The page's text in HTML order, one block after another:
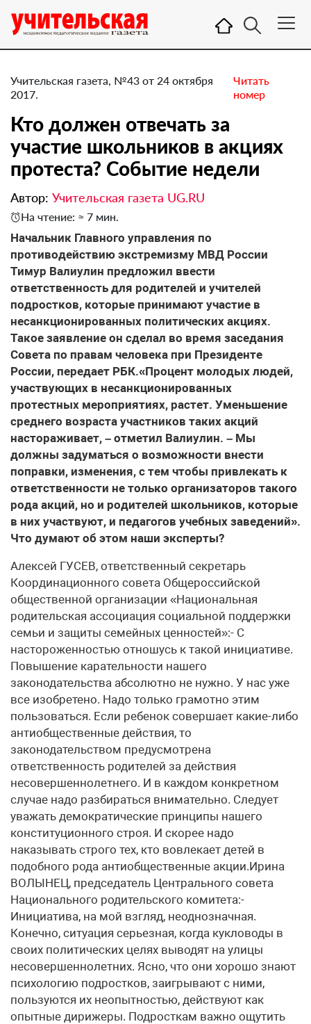
Учительская газета, №43 от 24 октября
2017.
Читать
номер
Кто должен отвечать за
участие школьников в акциях
протеста? Событие недели
Автор: Учительская газета UG.RU
На чтение: ≈ 7 мин.
​Начальник Главного управления по
противодействию экстремизму МВД России
Тимур Валиулин предложил ввести
ответственность для родителей и учителей ​
подростков, которые принимают участие в
несанкционированных политических акциях.
Такое заявление он сделал во время заседания
Совета по правам человека при Президенте
России, передает РБК.«Процент молодых людей,
участвующих в несанкционированных
протестных мероприятиях, растет. Уменьшение
среднего возраста участников таких акций
настораживает, – отметил Валиулин. – Мы
должны задуматься о возможности внести
поправки, изменения, с тем чтобы привлекать к
ответственности не только организаторов такого
рода акций, но и родителей школьников, которые
в них участвуют, и педагогов учебных заведений».
Что думают об этом наши эксперты?
Алексей ГУСЕВ, ответственный секретарь
Координационного совета Общероссийской
общественной организации «Национальная
родительская ассоциация социальной поддержки
семьи и защиты семейных ценностей»:- С
настороженностью отношусь к такой инициативе.
Повышение карательности нашего
законодательства абсолютно не нужно. У нас уже
все изобретено. Надо только грамотно этим
пользоваться. Если ребенок совершает какие-либо
антиобщественные действия, то
законодательством предусмотрена
ответственность родителей за действия
несовершеннолетнего. И в каждом конкретном
случае надо разбираться внимательно. Следует
уважать демократические принципы нашего
конституционного строя. И скорее надо
наказывать строго тех, кто вовлекает детей в
подобного рода антиобщественные акции.Ирина
ВОЛЫНЕЦ, председатель Центрального совета
Национального родительского комитета:-
Инициатива, на мой взгляд, неоднозначная.
Конечно, ситуация серьезная, когда кукловоды в
своих политических целях выводят на улицы
несовершеннолетних. Ясно, что они хорошо знают
психологию подростков, заигрывают с ними,
пользуются их неопытностью, действуют как
опытные дирижеры. Подросткам важно ощутить